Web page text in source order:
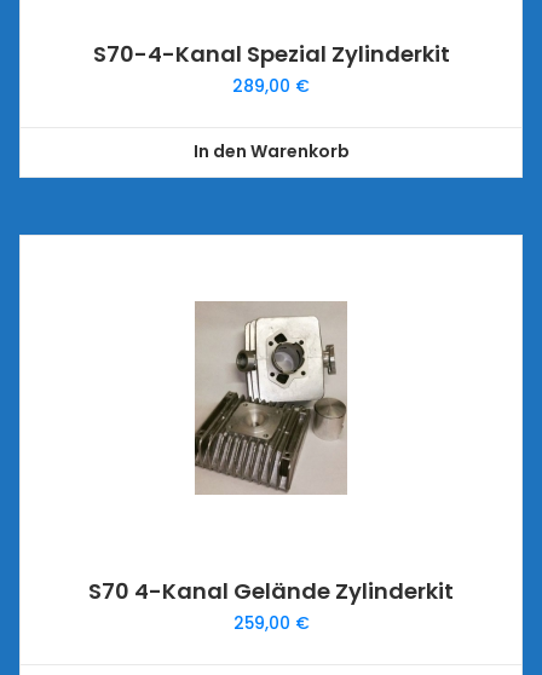
S70-4-Kanal Spezial Zylinderkit
289,00 €
In den Warenkorb
S70 4-Kanal Gelände Zylinderkit
259,00 €